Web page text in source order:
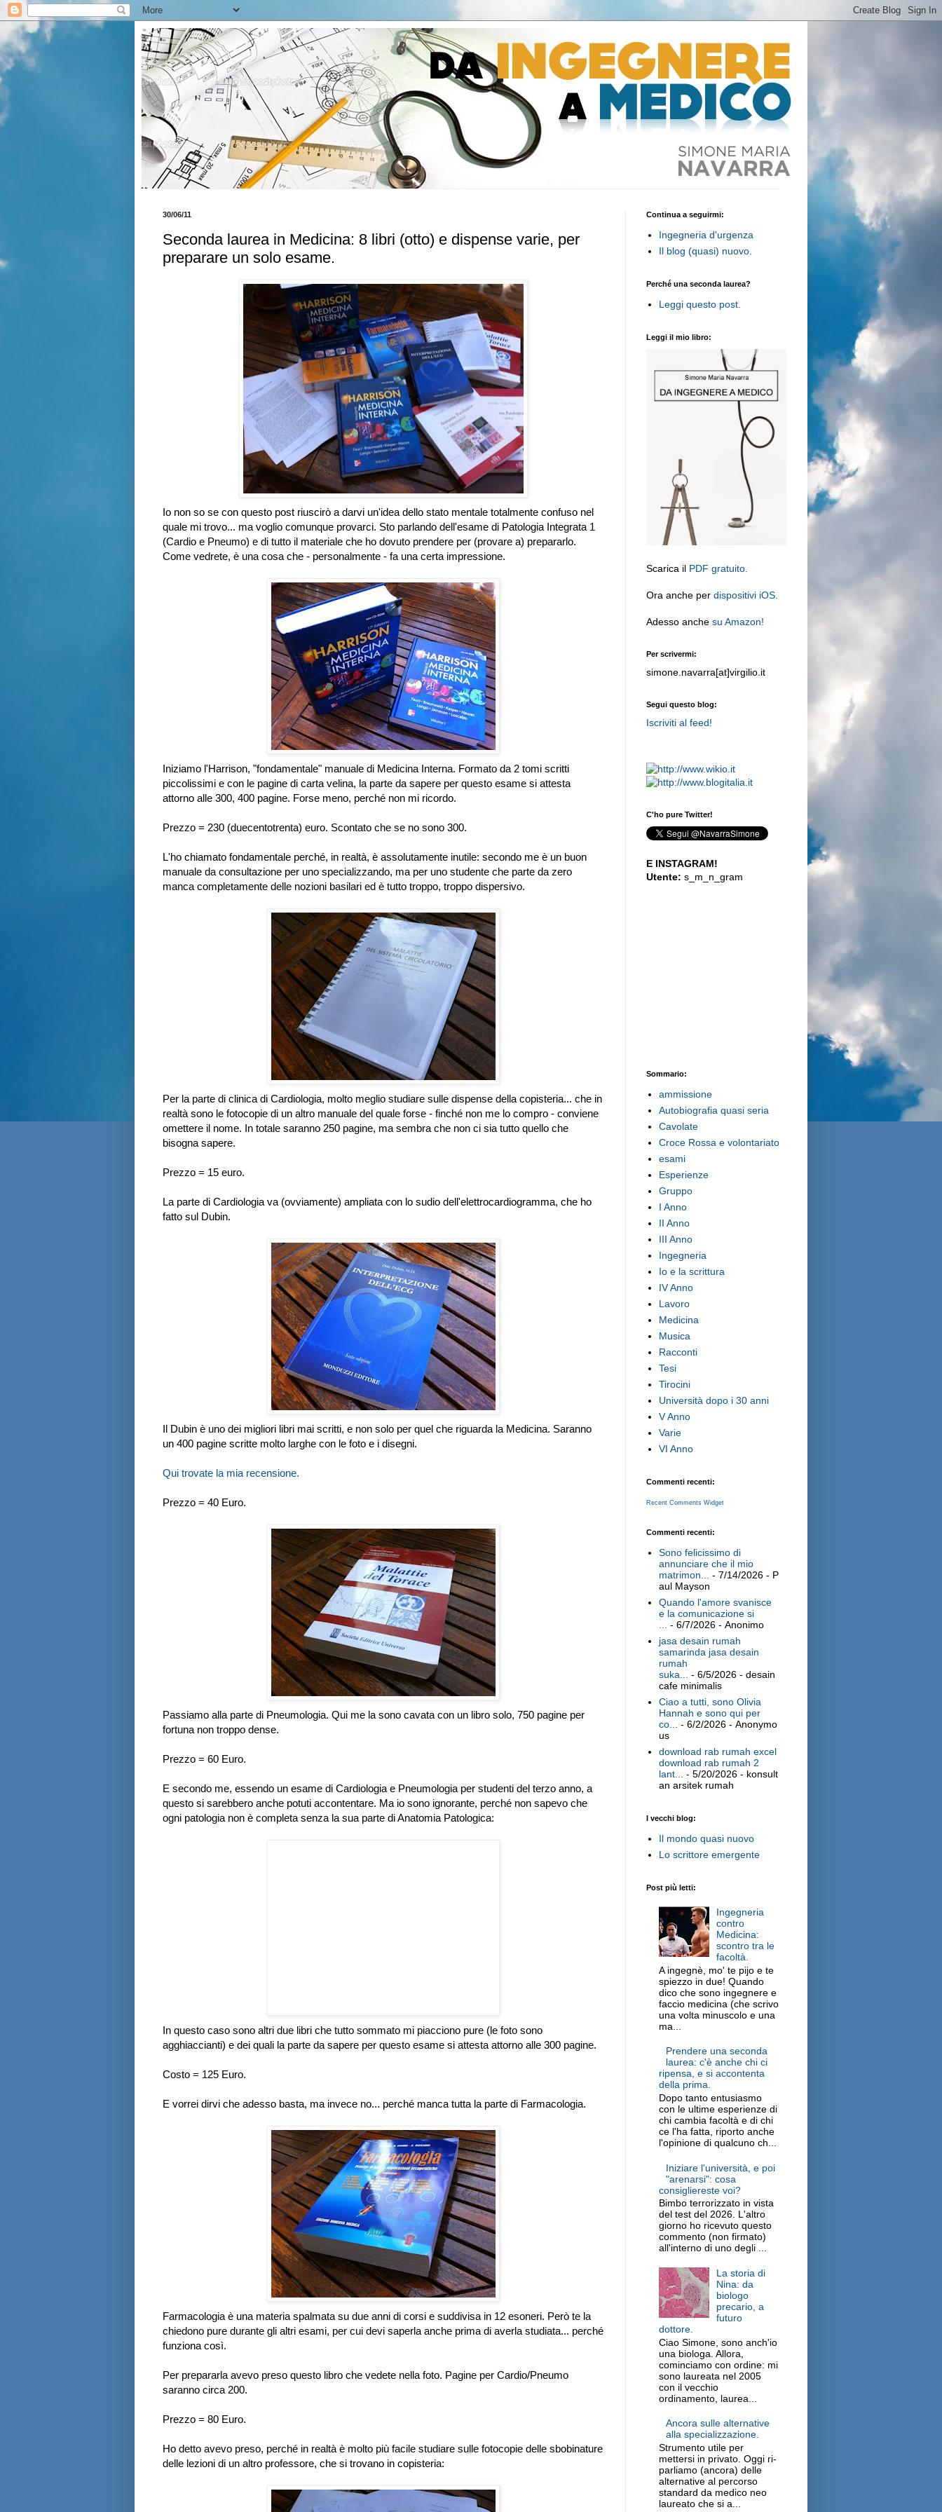
30/06/11
Seconda laurea in Medicina: 8 libri (otto) e dispense varie, per
preparare un solo esame.
Io non so se con questo post riuscirò a darvi un'idea dello stato mentale totalmente confuso nel
quale mi trovo... ma voglio comunque provarci. Sto parlando dell'esame di Patologia Integrata 1
(Cardio e Pneumo) e di tutto il materiale che ho dovuto prendere per (provare a) prepararlo.
Come vedrete, è una cosa che - personalmente - fa una certa impressione.
Iniziamo l'Harrison, "fondamentale" manuale di Medicina Interna. Formato da 2 tomi scritti
piccolissimi e con le pagine di carta velina, la parte da sapere per questo esame si attesta
attorno alle 300, 400 pagine. Forse meno, perché non mi ricordo.
Prezzo = 230 (duecentotrenta) euro. Scontato che se no sono 300.
L'ho chiamato fondamentale perché, in realtà, è assolutamente inutile: secondo me è un buon
manuale da consultazione per uno specializzando, ma per uno studente che parte da zero
manca completamente delle nozioni basilari ed è tutto troppo, troppo dispersivo.
Per la parte di clinica di Cardiologia, molto meglio studiare sulle dispense della copisteria... che in
realtà sono le fotocopie di un altro manuale del quale forse - finché non me lo compro - conviene
omettere il nome. In totale saranno 250 pagine, ma sembra che non ci sia tutto quello che
bisogna sapere.
Prezzo = 15 euro.
La parte di Cardiologia va (ovviamente) ampliata con lo sudio dell'elettrocardiogramma, che ho
fatto sul Dubin.
Il Dubin è uno dei migliori libri mai scritti, e non solo per quel che riguarda la Medicina. Saranno
un 400 pagine scritte molto larghe con le foto e i disegni.
Qui trovate la mia recensione.
Prezzo = 40 Euro.
Passiamo alla parte di Pneumologia. Qui me la sono cavata con un libro solo, 750 pagine per
fortuna non troppo dense.
Prezzo = 60 Euro.
E secondo me, essendo un esame di Cardiologia e Pneumologia per studenti del terzo anno, a
questo si sarebbero anche potuti accontentare. Ma io sono ignorante, perché non sapevo che
ogni patologia non è completa senza la sua parte di Anatomia Patologica:
In questo caso sono altri due libri che tutto sommato mi piacciono pure (le foto sono
agghiaccianti) e dei quali la parte da sapere per questo esame si attesta attorno alle 300 pagine.
Costo = 125 Euro.
E vorrei dirvi che adesso basta, ma invece no... perché manca tutta la parte di Farmacologia.
Farmacologia è una materia spalmata su due anni di corsi e suddivisa in 12 esoneri. Però te la
chiedono pure durante gli altri esami, per cui devi saperla anche prima di averla studiata... perché
funziona così.
Per prepararla avevo preso questo libro che vedete nella foto. Pagine per Cardio/Pneumo
saranno circa 200.
Prezzo = 80 Euro.
Ho detto avevo preso, perché in realtà è molto più facile studiare sulle fotocopie delle sbobinature
delle lezioni di un altro professore, che si trovano in copisteria:
Continua a seguirmi:
Ingegneria d'urgenza
Il blog (quasi) nuovo.
Perché una seconda laurea?
Leggi questo post.
Leggi il mio libro:
Scarica il PDF gratuito.
Ora anche per dispositivi iOS.
Adesso anche su Amazon!
Per scrivermi:
simone.navarra[at]virgilio.it
Segui questo blog:
Iscriviti al feed!
C'ho pure Twitter!
E INSTAGRAM!
Utente: s_m_n_gram
Sommario:
ammissione
Autobiografia quasi seria
Cavolate
Croce Rossa e volontariato
esami
Esperienze
Gruppo
I Anno
II Anno
III Anno
Ingegneria
Io e la scrittura
IV Anno
Lavoro
Medicina
Musica
Racconti
Tesi
Tirocini
Università dopo i 30 anni
V Anno
Varie
VI Anno
Commenti recenti:
Recent Comments Widget
Commenti recenti:
Sono felicissimo di
annunciare che il mio
matrimon...
- 7/14/2026- P
aul Mayson
Quando l'amore svanisce
e la comunicazione si
- 6/7/2026- Anonimo
jasa desain rumah
samarinda jasa desain
rumah
suka...
- 6/5/2026- desain
cafe minimalis
Ciao a tutti, sono Olivia
Hannah e sono qui per
co...
- 6/2/2026- Anonymo
us
download rab rumah excel
download rab rumah 2
lant...
- 5/20/2026- konsult
an arsitek rumah
I vecchi blog:
Il mondo quasi nuovo
Lo scrittore emergente
Post più letti:
Ingegneria
contro
Medicina:
scontro tra le
facoltà.
A ingegnè, mo' te pijo e te
spiezzo in due! Quando
dico che sono ingegnere e
faccio medicina (che scrivo
una volta minuscolo e una
ma...
Prendere una seconda
laurea: c'è anche chi ci
ripensa, e si accontenta
della prima.
Dopo tanto entusiasmo
con le ultime esperienze di
chi cambia facoltà e di chi
ce l'ha fatta, riporto anche
l'opinione di qualcuno ch...
Iniziare l'università, e poi
"arenarsi": cosa
consigliereste voi?
Bimbo terrorizzato in vista
del test del 2026. L'altro
giorno ho ricevuto questo
commento (non firmato)
all'interno di uno degli ...
La storia di
Nina: da
biologo
precario, a
futuro
dottore.
Ciao Simone, sono anch'io
una biologa. Allora,
cominciamo con ordine: mi
sono laureata nel 2005
con il vecchio
ordinamento, laurea...
Ancora sulle alternative
alla specializzazione.
Strumento utile per
mettersi in privato. Oggi ri-
parliamo (ancora) delle
alternative al percorso
standard da medico neo
laureato che si a...